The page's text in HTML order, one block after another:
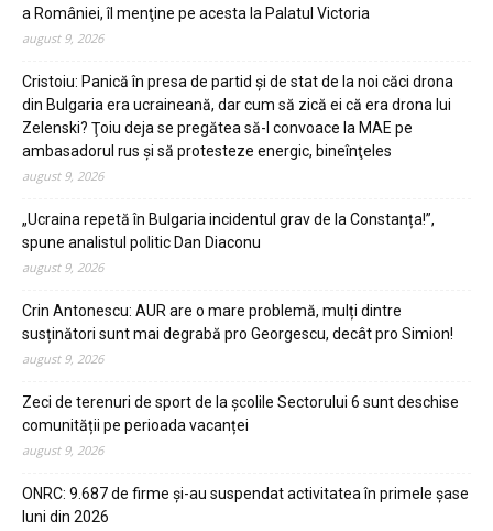
a României, îl menţine pe acesta la Palatul Victoria
august 9, 2026
Cristoiu: Panică în presa de partid şi de stat de la noi căci drona
din Bulgaria era ucraineană, dar cum să zică ei că era drona lui
Zelenski? Ţoiu deja se pregătea să-l convoace la MAE pe
ambasadorul rus şi să protesteze energic, bineînţeles
august 9, 2026
„Ucraina repetă în Bulgaria incidentul grav de la Constanța!”,
spune analistul politic Dan Diaconu
august 9, 2026
Crin Antonescu: AUR are o mare problemă, mulți dintre
susținători sunt mai degrabă pro Georgescu, decât pro Simion!
august 9, 2026
Zeci de terenuri de sport de la școlile Sectorului 6 sunt deschise
comunității pe perioada vacanței
august 9, 2026
ONRC: 9.687 de firme şi-au suspendat activitatea în primele şase
luni din 2026